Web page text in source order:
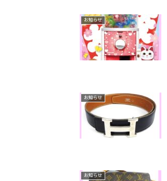
お知らせ
お知らせ
お知らせ